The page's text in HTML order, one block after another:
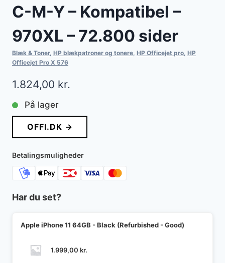
C-M-Y – Kompatibel –
970XL – 72.800 sider
Blæk & Toner, HP blækpatroner og tonere, HP Officejet pro, HP
Officejet Pro X 576
1.824,00 kr.
På lager
OFFI.DK →
Betalingsmuligheder
Har du set?
Apple iPhone 11 64GB - Black (Refurbished - Good)
1.999,00 kr.